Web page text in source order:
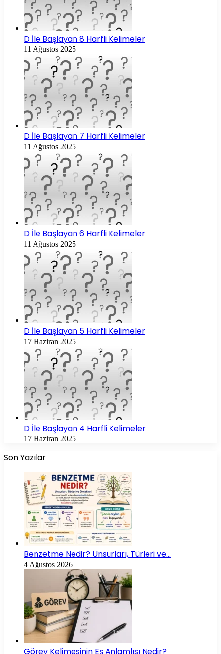
D İle Başlayan 8 Harfli Kelimeler
11 Ağustos 2025
D İle Başlayan 7 Harfli Kelimeler
11 Ağustos 2025
D İle Başlayan 6 Harfli Kelimeler
11 Ağustos 2025
D İle Başlayan 5 Harfli Kelimeler
17 Haziran 2025
D İle Başlayan 4 Harfli Kelimeler
17 Haziran 2025
Son Yazılar
Benzetme Nedir? Unsurları, Türleri ve…
4 Ağustos 2026
Görev Kelimesinin Eş Anlamlısı Nedir?